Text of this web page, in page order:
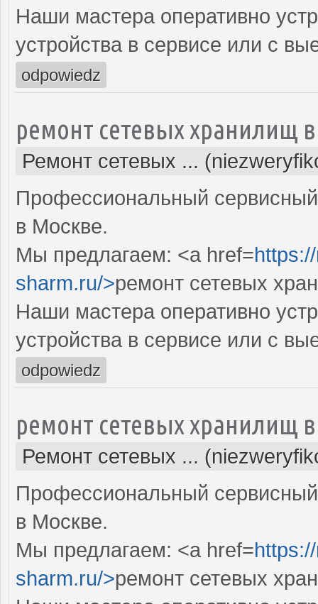
Наши мастера оперативно
устройства в сервисе или с
odpowiedz
ремонт сетевых хранилищ
Ремонт сетевых ...
Профессиональный
в Москве.
Мы предлагаем: <a href=
sharm.ru/>ремонт сетевых
Наши мастера оперативно
устройства в сервисе или с
odpowiedz
ремонт сетевых хранилищ
Ремонт сетевых ...
Профессиональный
в Москве.
Мы предлагаем: <a href=
sharm.ru/>ремонт сетевых